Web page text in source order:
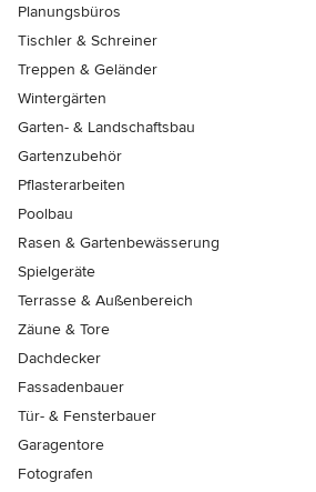
Planungsbüros
Tischler & Schreiner
Treppen & Geländer
Wintergärten
Garten- & Landschaftsbau
Gartenzubehör
Pflasterarbeiten
Poolbau
Rasen & Gartenbewässerung
Spielgeräte
Terrasse & Außenbereich
Zäune & Tore
Dachdecker
Fassadenbauer
Tür- & Fensterbauer
Garagentore
Fotografen